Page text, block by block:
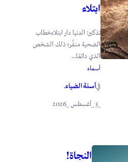
ابتلاء
تذكير: الدنيا دار ابتلاءخطاب
الضحية منفِّر؛ ذلك الشخص
الذي دائمًا...
أسماء
فيأسنة الضياء.
_5 _أغسطس _2026
النجاة!